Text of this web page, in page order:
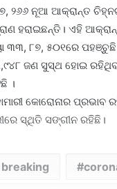
୨୬୬ ନୂଆ ଆକ୍ରାନ୍ତ
ହରାଇଛନ୍ତି। ଏହି
୩୩, ୮୭, ୫୦୧ରେ
ଜଣ ସୁସ୍ଥ ହୋଇ
।
କୋରୋନାର ପ୍ରଭାବ
ସ୍ଥିତି ସଙ୍ଗୀନ ରହିଛି।